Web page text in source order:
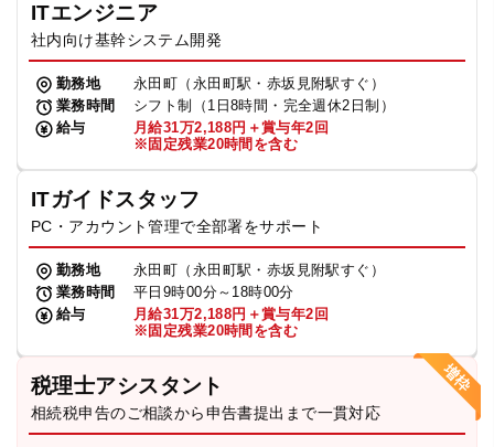
ITエンジニア
社内向け基幹システム開発
勤務地
永田町（永田町駅・赤坂見附駅すぐ）
業務時間
シフト制（1日8時間・完全週休2日制）
給与
月給31万2,188円＋賞与年2回
※固定残業20時間を含む
ITガイドスタッフ
PC・アカウント管理で全部署をサポート
勤務地
永田町（永田町駅・赤坂見附駅すぐ）
業務時間
平日9時00分～18時00分
給与
月給31万2,188円＋賞与年2回
※固定残業20時間を含む
税理士アシスタント
相続税申告のご相談から申告書提出まで一貫対応